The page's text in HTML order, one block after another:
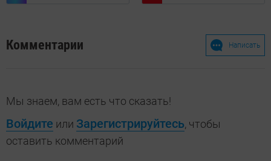
Комментарии Написать
Мы знаем, вам есть что сказать!
Войдите или Зарегистрируйтесь, чтобы
оставить комментарий